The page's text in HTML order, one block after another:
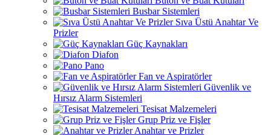
Busbar Sistemleri
Sıva Üstü Anahtar Ve
Prizler
Güç Kaynakları
Diafon
Pano
Fan ve Aspiratörler
Güvenlik ve
Hırsız Alarm Sistemleri
Tesisat Malzemeleri
Grup Priz ve Fişler
Anahtar ve Prizler